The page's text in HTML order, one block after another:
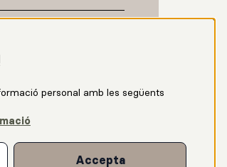
personal amb les següents
Accepta